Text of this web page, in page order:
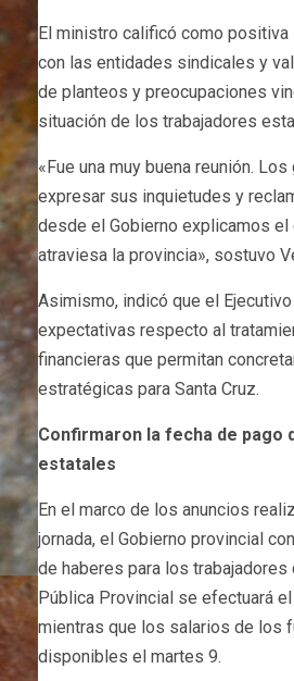
El ministro calificó como positiva
con las entidades sindicales y
de planteos y preocupaciones
situación de los trabajadores
«Fue una muy buena reunión.
expresar sus inquietudes y
desde el Gobierno explicamos el
atraviesa la provincia», sostuvo
Asimismo, indicó que el
expectativas respecto al
financieras que permitan
estratégicas para Santa Cruz.
Confirmaron la fecha de pago
estatales
En el marco de los anuncios
jornada, el Gobierno provincial
de haberes para los
Pública Provincial se efectuará
mientras que los salarios de los
disponibles el martes 9.